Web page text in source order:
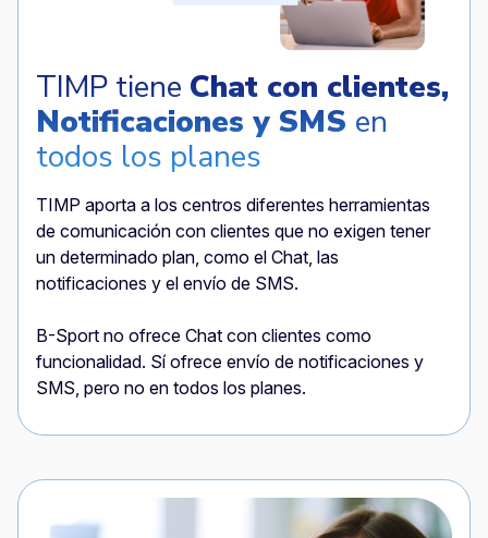
TIMP tiene Chat con clientes,
Notificaciones y SMS en
todos los planes
TIMP aporta a los centros diferentes herramientas
de comunicación con clientes que no exigen tener
un determinado plan, como el Chat, las
notificaciones y el envío de SMS.
B-Sport no ofrece Chat con clientes como
funcionalidad. Sí ofrece envío de notificaciones y
SMS, pero no en todos los planes.